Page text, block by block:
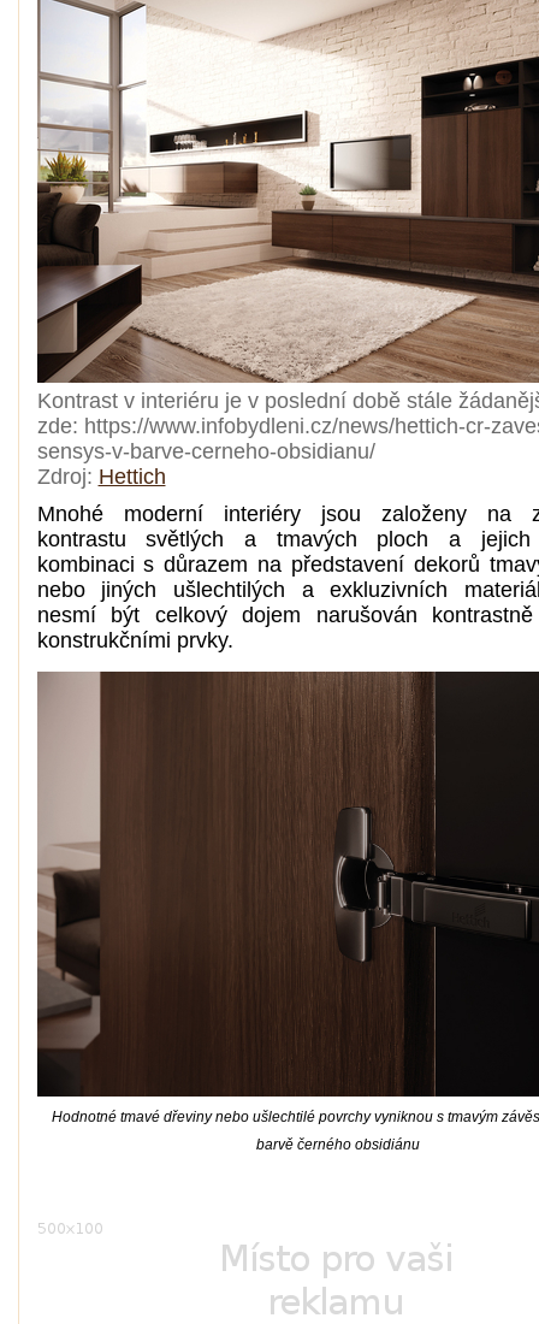
Kontrast v interiéru je v poslední době stále
zde: https://www.infobydleni.cz/news/hettich-cr-
sensys-v-barve-cerneho-obsidianu/
Zdroj: Hettich
Mnohé moderní interiéry jsou založeny na
kontrastu světlých a tmavých ploch a jejich
kombinaci s důrazem na představení dekorů
nebo jiných ušlechtilých a exkluzivních
nesmí být celkový dojem narušován kontrastně
konstrukčními prvky.
Hodnotné tmavé dřeviny nebo ušlechtilé povrchy vyniknou s tmavým
barvě černého obsidiánu